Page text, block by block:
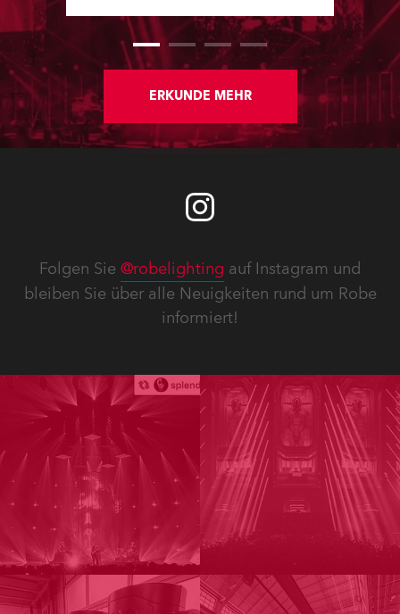
large stand at the three-day trade
show, staged at the Rimini Expo
Centre, Italy.
ERKUNDE MEHR
Folgen Sie @robelighting auf Instagram und
bleiben Sie über alle Neuigkeiten rund um Robe
informiert!